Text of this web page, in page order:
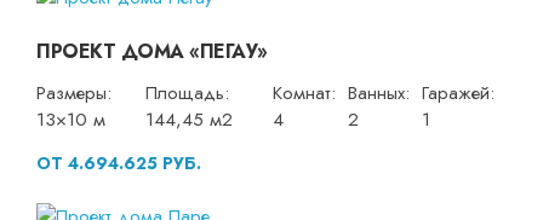
ПРОЕКТ ДОМА «ПЕГАУ»
Размеры:
13×10 м
Площадь:
144,45 м2
Комнат:
4
Ванных:
2
Гаражей:
1
ОТ 4.694.625 РУБ.